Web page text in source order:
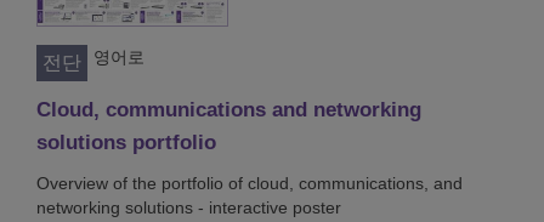
전단 영어로
Cloud, communications and networking
solutions portfolio
Overview of the portfolio of cloud, communications, and
networking solutions - interactive poster